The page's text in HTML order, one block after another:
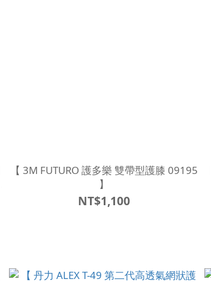
【 3M FUTURO 護多樂 雙帶型護膝 09195
】
NT$1,100